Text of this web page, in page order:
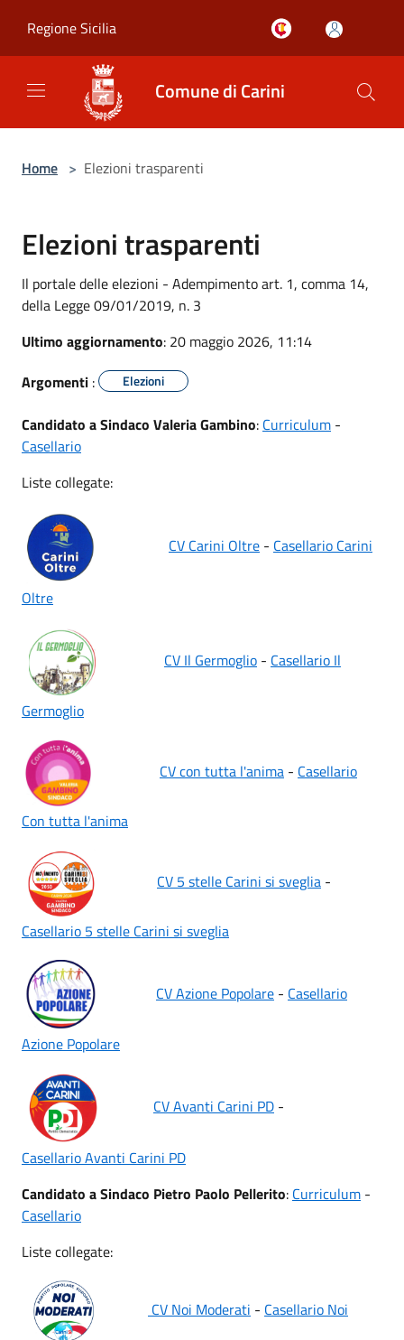
Regione Sicilia
Comune di Carini
Home > Elezioni trasparenti
Elezioni trasparenti
Il portale delle elezioni - Adempimento art. 1, comma 14,
della Legge 09/01/2019, n. 3
Ultimo aggiornamento: 20 maggio 2026, 11:14
Argomenti : Elezioni
Candidato a Sindaco Valeria Gambino: Curriculum -
Casellario
Liste collegate:
CV Carini Oltre - Casellario Carini
Oltre
CV Il Germoglio - Casellario Il
Germoglio
CV con tutta l'anima - Casellario
Con tutta l'anima
CV 5 stelle Carini si sveglia -
Casellario 5 stelle Carini si sveglia
CV Azione Popolare - Casellario
Azione Popolare
CV Avanti Carini PD -
Casellario Avanti Carini PD
Candidato a Sindaco Pietro Paolo Pellerito: Curriculum -
Casellario
Liste collegate:
CV Noi Moderati - Casellario Noi